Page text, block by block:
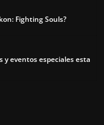
Fighting Souls?
eventos especiales esta